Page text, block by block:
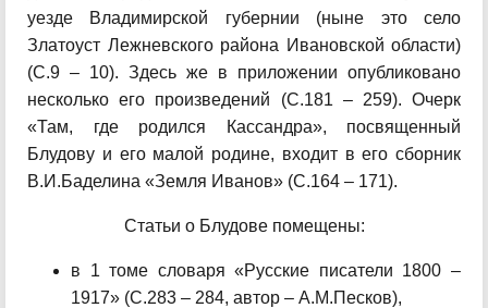
уезде Владимирской губернии (ныне это село
Златоуст Лежневского района Ивановской области)
(С.9 – 10). Здесь же в приложении опубликовано
несколько его произведений (С.181 – 259). Очерк
«Там, где родился Кассандра», посвященный
Блудову и его малой родине, входит в его сборник
В.И.Баделина «Земля Иванов» (С.164 – 171).
Статьи о Блудове помещены:
в 1 томе словаря «Русские писатели 1800 –
1917» (С.283 – 284, автор – А.М.Песков),